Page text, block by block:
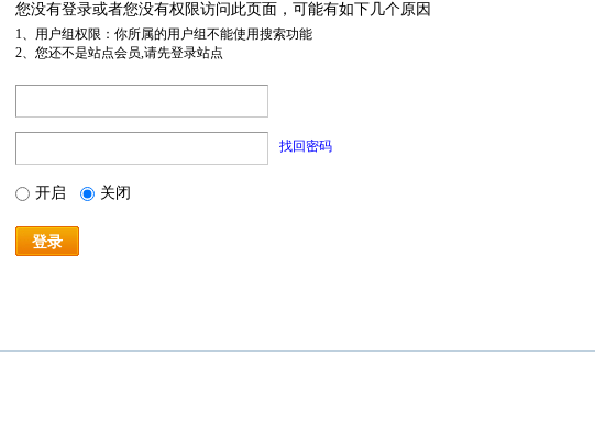
您没有登录或者您没有权限访问此页面，可能有如下几个原因
1、用户组权限：你所属的用户组不能使用搜索功能
2、您还不是站点会员,请先登录站点
找回密码
开启 关闭
登录